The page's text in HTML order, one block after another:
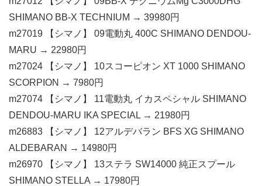
SHIMANO BB-X TECHNIUM → 39980円
m27019 【シマノ】 09電動丸 400C SHIMANO DENDOU-
MARU → 22980円
m27024 【シマノ】 10スコーピオン XT 1000 SHIMANO
SCORPION → 7980円
m27074 【シマノ】 11電動丸 イカスペシャル SHIMANO
DENDOU-MARU IKA SPECIAL → 21980円
m26883 【シマノ】 12アルデバラン BFS XG SHIMANO
ALDEBARAN → 14980円
m26970 【シマノ】 13ステラ SW14000 純正スプール
SHIMANO STELLA → 17980円